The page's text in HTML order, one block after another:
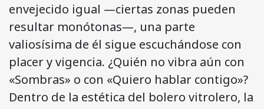
envejecido igual —ciertas zonas pueden
resultar monótonas—, una parte
valiosísima de él sigue escuchándose con
placer y vigencia. ¿Quién no vibra aún con
«Sombras» o con «Quiero hablar contigo»?
Dentro de la estética del bolero vitrolero, la